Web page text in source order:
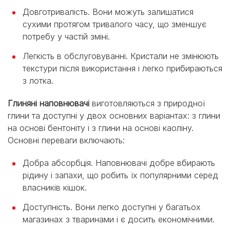
Довготривалість. Вони можуть залишатися
сухими протягом тривалого часу, що зменшує
потребу у частій зміні.
Легкість в обслуговуванні. Кристали не змінюють
текстури після використання і легко прибираються
з лотка.
Глиняні наповнювачі виготовляються з природної
глини та доступні у двох основних варіантах: з глини
на основі бентоніту і з глини на основі каоліну.
Основні переваги включають:
Добра абсорбція. Наповнювачі добре вбирають
рідину і запахи, що робить їх популярними серед
власників кішок.
Доступність. Вони легко доступні у багатьох
магазинах з тваринами і є досить економічними.